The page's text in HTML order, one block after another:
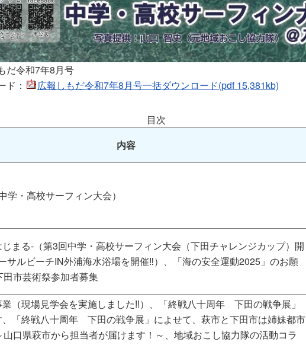
だ令和7年8月号
ド：
広報しもだ令和7年8月号一括ダウンロード(pdf 15,381kb)
目次
内容
学・高校サーフィン大会）
まる-（第3回中学・高校サーフィン大会（下田チャレンジカップ）開
サルビーチIN外浦海水浴場を開催‼）、「海の安全運動2025」のお願
田市芸術祭参加者募集
（現場見学会を実施しました‼）、「終戦八十周年 下田の戦争展」
、「終戦八十周年 下田の戦争展」によせて、萩市と下田市は姉妹都市
口県萩市から担当者が届けます！～、地域おこし協力隊の活動コラ